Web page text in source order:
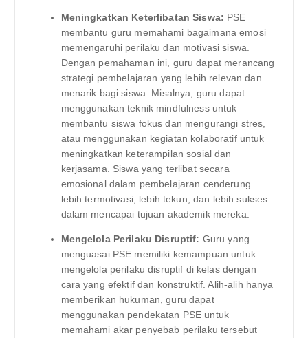
Meningkatkan Keterlibatan Siswa: PSE
membantu guru memahami bagaimana emosi
memengaruhi perilaku dan motivasi siswa.
Dengan pemahaman ini, guru dapat merancang
strategi pembelajaran yang lebih relevan dan
menarik bagi siswa. Misalnya, guru dapat
menggunakan teknik mindfulness untuk
membantu siswa fokus dan mengurangi stres,
atau menggunakan kegiatan kolaboratif untuk
meningkatkan keterampilan sosial dan
kerjasama. Siswa yang terlibat secara
emosional dalam pembelajaran cenderung
lebih termotivasi, lebih tekun, dan lebih sukses
dalam mencapai tujuan akademik mereka.
Mengelola Perilaku Disruptif: Guru yang
menguasai PSE memiliki kemampuan untuk
mengelola perilaku disruptif di kelas dengan
cara yang efektif dan konstruktif. Alih-alih hanya
memberikan hukuman, guru dapat
menggunakan pendekatan PSE untuk
memahami akar penyebab perilaku tersebut